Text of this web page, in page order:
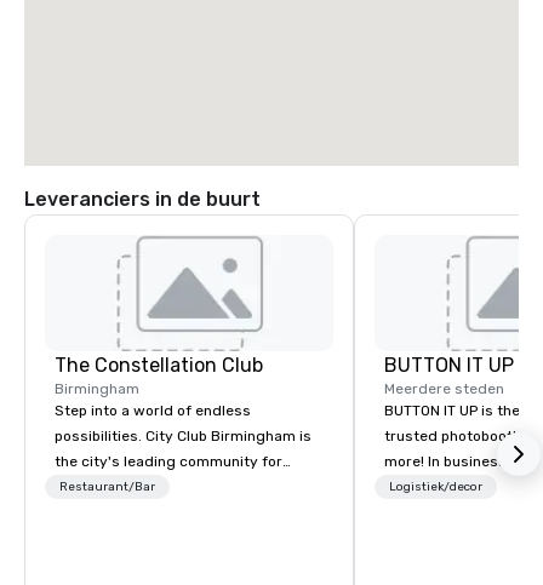
Leveranciers in de buurt
The Constellation Club
Birmingham
Step into a world of endless
possibilities. City Club Birmingham is
the city's leading community for
purpose and connection in the heart
Restaurant/Bar
BUTTON IT UP
Meerdere steden
BUTTON IT UP is the
trusted photobooth
more! In business for 35+ years, we
have the largest
Logistiek/decor